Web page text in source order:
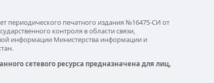
периодического печатного издания №16475-СИ от
контроля в области связи,
информации Министерства информации и
сетевого ресурса предназначена для лиц,